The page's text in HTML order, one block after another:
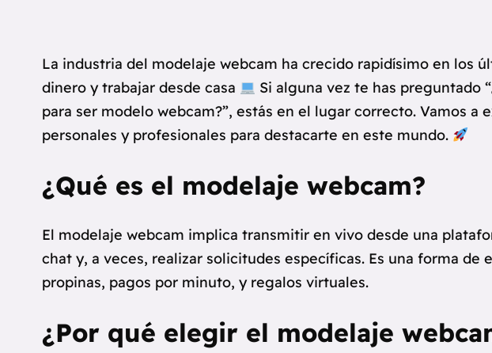
La industria del modelaje webcam ha crecido rapidísimo en los
dinero y trabajar desde casa
Si alguna vez te has preguntado
para ser modelo webcam?”, estás en el lugar correcto. Vamos
personales y profesionales para destacarte en este mundo.
¿Qué es el modelaje webcam?
El modelaje webcam implica transmitir en vivo desde una
chat y, a veces, realizar solicitudes específicas. Es una forma
propinas, pagos por minuto, y regalos virtuales.
¿Por qué elegir el modelaje